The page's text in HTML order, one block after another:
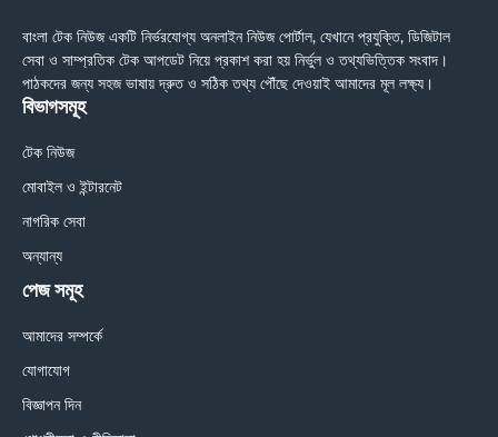
বাংলা টেক নিউজ একটি নির্ভরযোগ্য অনলাইন নিউজ পোর্টাল, যেখানে প্রযুক্তি, ডিজিটাল
সেবা ও সাম্প্রতিক টেক আপডেট নিয়ে প্রকাশ করা হয় নির্ভুল ও তথ্যভিত্তিক সংবাদ।
পাঠকদের জন্য সহজ ভাষায় দ্রুত ও সঠিক তথ্য পৌঁছে দেওয়াই আমাদের মূল লক্ষ্য।
বিভাগসমূহ
টেক নিউজ
মোবাইল ও ইন্টারনেট
নাগরিক সেবা
অন্যান্য
পেজ সমূহ
আমাদের সম্পর্কে
যোগাযোগ
বিজ্ঞাপন দিন